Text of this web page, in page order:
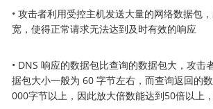
• 攻击者利用受控主机发送大量的网络数据包
宽，使得正常请求无法达到及时有效的响应
• DNS 响应的数据包比查询的数据包大，攻击
据包大小一般为 60 字节左右，而查询返回的
000字节以上，因此放大倍数能达到50倍以上